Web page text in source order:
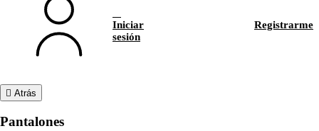
Iniciar
sesión
Registrarme
Atrás
Pantalones